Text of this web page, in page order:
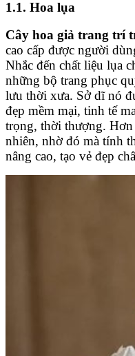
1.1. Hoa lụa
Cây hoa giả trang trí
cao cấp được người
Nhắc đến chất liệu lụa
những bộ trang phục
lưu thời xưa. Sở dĩ nó
đẹp mềm mại, tinh tế
trọng, thời thượng. Hơn
nhiên, nhờ đó mà tính
nâng cao, tạo vẻ đẹp